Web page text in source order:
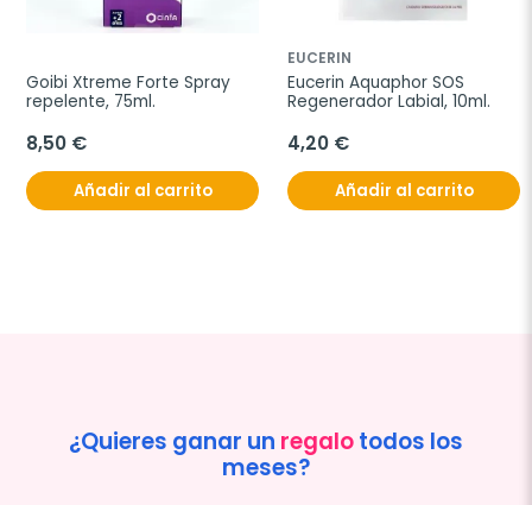
Goibi Xtreme Forte Spray
repelente, 75ml.
8,50 €
Añadir al carrito
EUCERIN
Eucerin Aquaphor SOS
Regenerador Labial, 10ml.
4,20 €
Añadir al carrito
¿Quieres ganar un regalotodos los
meses?